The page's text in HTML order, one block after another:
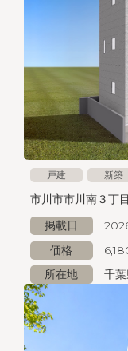
市川市市川南３丁目
掲載日
価格
所在地
千
戸建 新築